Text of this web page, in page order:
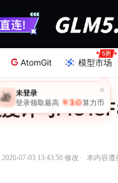
AtomGit 模型市场
×
🎁 未登录
登录领取最高 ￥30 算力币
计与
07-03 13:43:50 修改· 本内容遵